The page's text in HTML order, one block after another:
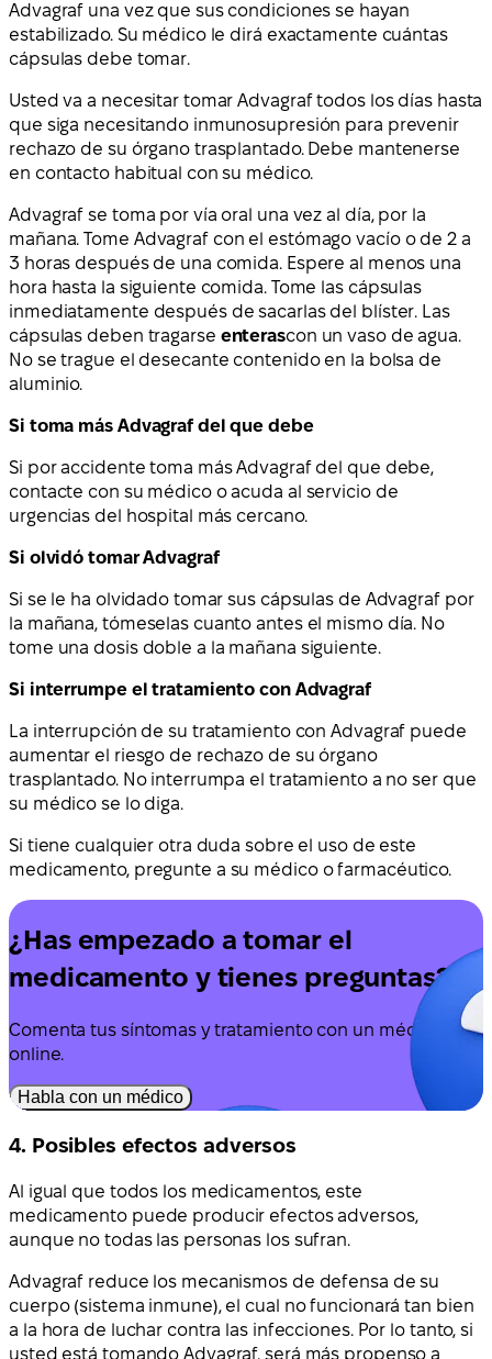
Advagraf una vez que sus condiciones se hayan
estabilizado. Su médico le dirá exactamente cuántas
cápsulas debe tomar.
Usted va a necesitar tomar Advagraf todos los días hasta
que siga necesitando inmunosupresión para prevenir
rechazo de su órgano trasplantado. Debe mantenerse
en contacto habitual con su médico.
Advagraf se toma por vía oral una vez al día, por la
mañana. Tome Advagraf con el estómago vacío o de 2 a
3 horas después de una comida. Espere al menos una
hora hasta la siguiente comida. Tome las cápsulas
inmediatamente después de sacarlas del blíster. Las
cápsulas deben tragarse enterascon un vaso de agua.
No se trague el desecante contenido en la bolsa de
aluminio.
Si toma más Advagraf del que debe
Si por accidente toma más Advagraf del que debe,
contacte con su médico o acuda al servicio de
urgencias del hospital más cercano.
Si olvidó tomar Advagraf
Si se le ha olvidado tomar sus cápsulas de Advagraf por
la mañana, tómeselas cuanto antes el mismo día. No
tome una dosis doble a la mañana siguiente.
Si interrumpe el tratamiento con Advagraf
La interrupción de su tratamiento con Advagraf puede
aumentar el riesgo de rechazo de su órgano
trasplantado. No interrumpa el tratamiento a no ser que
su médico se lo diga.
Si tiene cualquier otra duda sobre el uso de este
medicamento, pregunte a su médico o farmacéutico.
¿Has empezado a tomar el
medicamento y tienes preguntas?
Comenta tus síntomas y tratamiento con un médico
online.
Habla con un médico
4. Posibles efectos adversos
Al igual que todos los medicamentos, este
medicamento puede producir efectos adversos,
aunque no todas las personas los sufran.
Advagraf reduce los mecanismos de defensa de su
cuerpo (sistema inmune), el cual no funcionará tan bien
a la hora de luchar contra las infecciones. Por lo tanto, si
usted está tomando Advagraf, será más propenso a